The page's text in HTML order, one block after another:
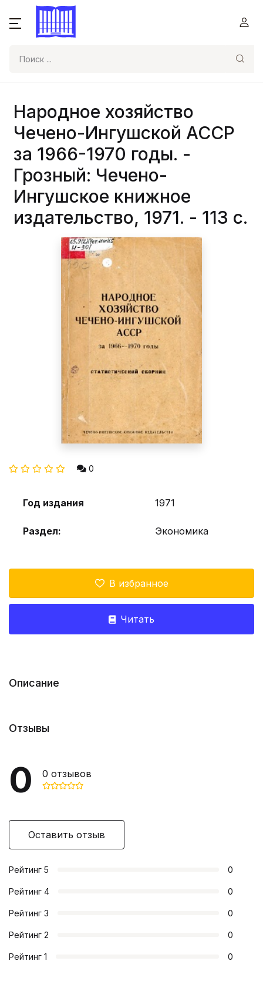
Народное хозяйство
Чечено-Ингушской АССР
за 1966-1970 годы. -
Грозный: Чечено-
Ингушское книжное
издательство, 1971. - 113 с.
0
Год издания 1971
Раздел: Экономика
В избранное
Читать
Описание
Отзывы
0 0 отзывов
Оставить отзыв
Рейтинг 5 0
Рейтинг 4 0
Рейтинг 3 0
Рейтинг 2 0
Рейтинг 1 0